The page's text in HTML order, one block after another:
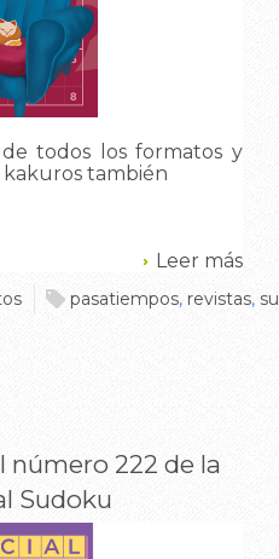
todos los formatos y
kakuros también
Leer más
pasatiempos, revistas,
número 222 de la
Sudoku